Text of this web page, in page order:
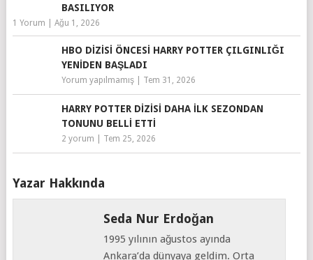
BASILIYOR
1 Yorum Ağu 1, 2026
HBO DIZISI ÖNCESI HARRY POTTER ÇILGINLIĞI
YENIDEN BAŞLADI
Yorum yapılmamış| Tem 31, 2026
HARRY POTTER DIZISI DAHA İLK SEZONDAN
TONUNU BELLI ETTI
2 yorum Tem 25, 2026
Yazar Hakkında
Seda Nur Erdoğan
1995 yılının ağustos ayında
Ankara’da dünyaya geldim. Orta